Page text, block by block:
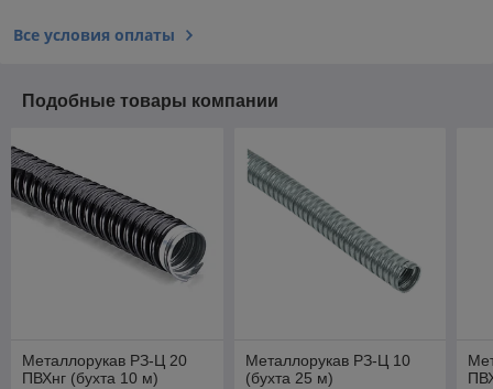
Все условия оплаты
Подобные товары компании
Металлорукав РЗ-Ц 20
ПВХнг (бухта 10 м)
Металлорукав РЗ-Ц 10
(бухта 25 м)